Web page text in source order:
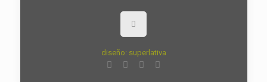
diseño: superlativa